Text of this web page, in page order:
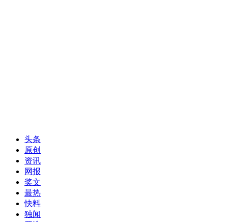
头条
原创
资讯
网报
奖文
最热
快料
独闻